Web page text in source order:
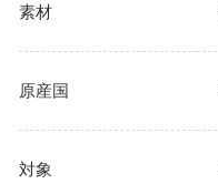
素材
原産国
対象